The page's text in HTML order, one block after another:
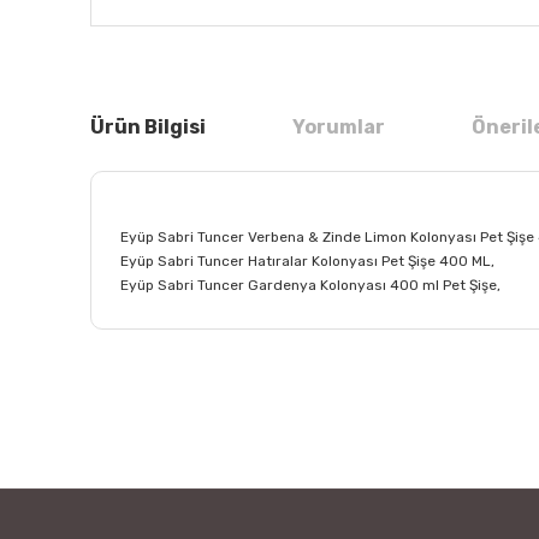
Ürün Bilgisi Yorumlar
Eyüp Sabri Tuncer Verbena & Zinde Limon Kolonyası Pet Şişe
Eyüp Sabri Tuncer Hatıralar Kolonyası Pet Şişe 400 ML,
Eyüp Sabri Tuncer Gardenya Kolonyası 400 ml Pet Şişe,